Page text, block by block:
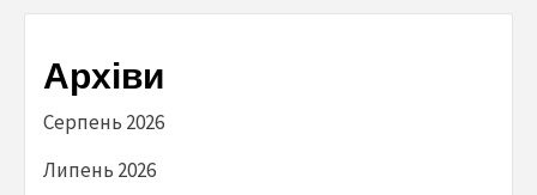
Архіви
Серпень 2026
Липень 2026